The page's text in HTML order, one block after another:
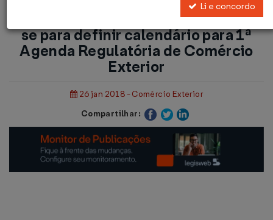
GT de Regulação da Camex reúne-
se para definir calendário para 1ª
Agenda Regulatória de Comércio
Exterior
26 jan 2018 - Comércio Exterior
Compartilhar:
Li e concordo